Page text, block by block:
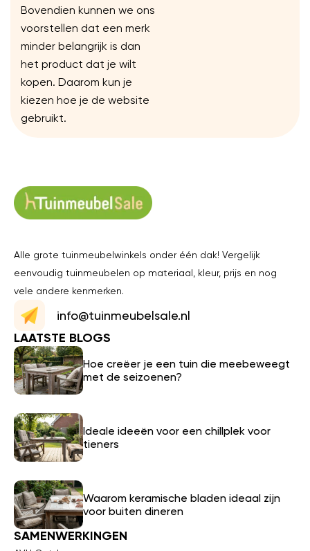
Bovendien kunnen we ons
voorstellen dat een merk
minder belangrijk is dan
het product dat je wilt
kopen. Daarom kun je
kiezen hoe je de website
gebruikt.
Alle grote tuinmeubelwinkels onder één dak! Vergelijk
eenvoudig tuinmeubelen op materiaal, kleur, prijs en nog
vele andere kenmerken.
info@tuinmeubelsale.nl
LAATSTE BLOGS
Hoe creëer je een tuin die meebeweegt
met de seizoenen?
Ideale ideeën voor een chillplek voor
tieners
Waarom keramische bladen ideaal zijn
voor buiten dineren
SAMENWERKINGEN